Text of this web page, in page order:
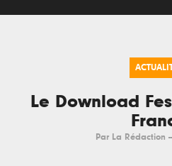
Le Download
Par La Rédaction --